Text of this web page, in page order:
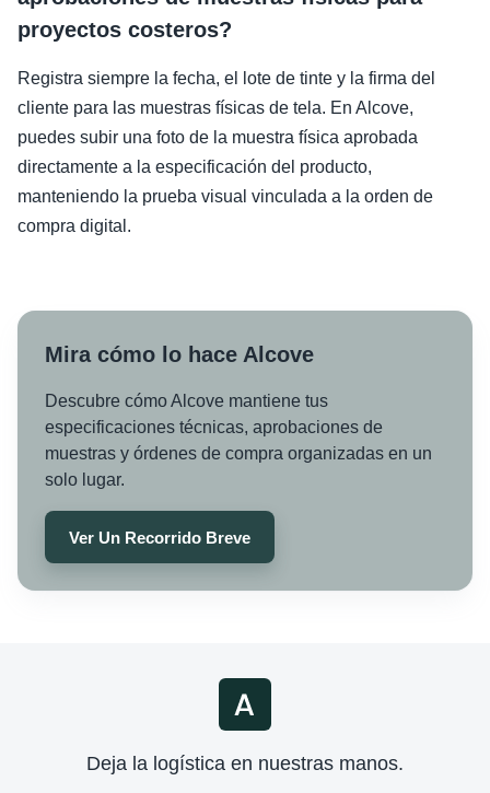
proyectos costeros?
Registra siempre la fecha, el lote de tinte y la firma del
cliente para las muestras físicas de tela. En Alcove,
puedes subir una foto de la muestra física aprobada
directamente a la especificación del producto,
manteniendo la prueba visual vinculada a la orden de
compra digital.
Mira cómo lo hace Alcove
Descubre cómo Alcove mantiene tus
especificaciones técnicas, aprobaciones de
muestras y órdenes de compra organizadas en un
solo lugar.
Ver Un Recorrido Breve
Deja la logística en nuestras manos.